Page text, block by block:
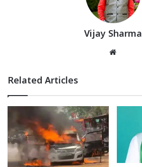
Vijay Sharma
Related Articles